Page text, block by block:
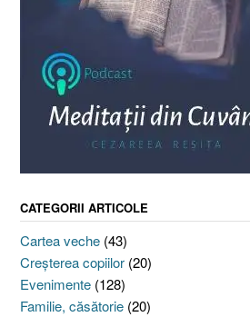
CATEGORII ARTICOLE
Cartea veche (43)
Creşterea copiilor (20)
Evenimente (128)
Familie, căsătorie (20)